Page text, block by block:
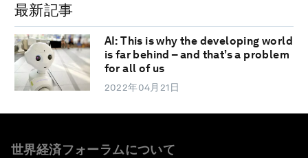
最新記事
AI: This is why the developing world
is far behind – and that’s a problem
for all of us
2022年04月21日
世界経済フォーラムについて